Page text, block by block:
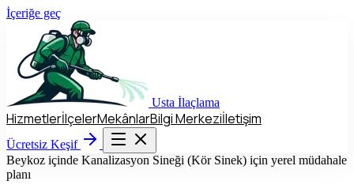
İçeriğe geç
Usta İlaçlama
HizmetlerİlçelerMekânlarBilgi Merkeziİletişim
Ücretsiz Keşif
Hizmetler İlçeler Mekânlar Bilgi Merkezi
Ücretsiz Keşif
Beykoz içinde Kanalizasyon Sineği (Kör Sinek) için yerel müdahale
planı